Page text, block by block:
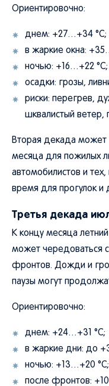
Ориентировочно:
днем: +27…+34 °C;
в жаркие окна:
ночью: +16…+22 °C;
осадки: грозы,
риски: перегрев,
шквалистый ветер,
Вторая декада может
месяца для пожилых
автомобилистов и
время для прогулок и
Третья декада
К концу месяца
может чередоваться
фронтов. Дожди и
паузы могут
Ориентировочно:
днем: +24…+31 °C;
в жаркие дни: до
ночью: +13…+20 °C;
после фронтов: